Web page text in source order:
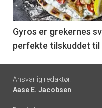
-
6
Gyros er grekernes
perfekte tilskuddet til
Footer
-
Ansvarlig redaktør:
Aase E. Jacobsen